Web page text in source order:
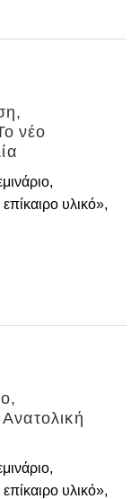
νέο
υλικό»,
υλικό»,